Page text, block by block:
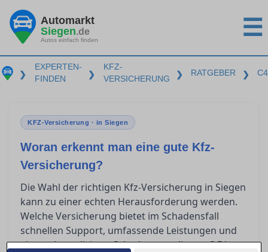
Automarkt
Siegen.de
Autos einfach finden ☰
❯
EXPERTEN-
FINDEN
❯
KFZ-
VERSICHERUNG
❯ RATGEBER ❯
KFZ-Versicherung · in Siegen
Woran erkennt man eine gute Kfz-
Versicherung?
Die Wahl der richtigen Kfz-Versicherung in Siegen
kann zu einer echten Herausforderung werden.
Welche Versicherung bietet im Schadensfall
schnellen Support, umfassende Leistungen und
eine unkomplizierte Schadensregulierung? Dieser